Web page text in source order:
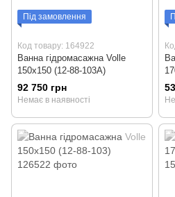
Під замовлення
Код товару: 164922
Ванна гідромасажна Volle
150x150 (12-88-103А)
92 750 грн
Немає в наявності